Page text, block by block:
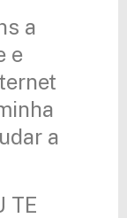
a
e
a
TE